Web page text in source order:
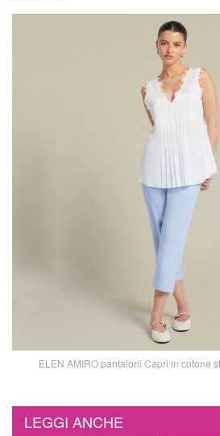
ELEN AMIRO pantaloni Capri in cotone
LEGGI ANCHE